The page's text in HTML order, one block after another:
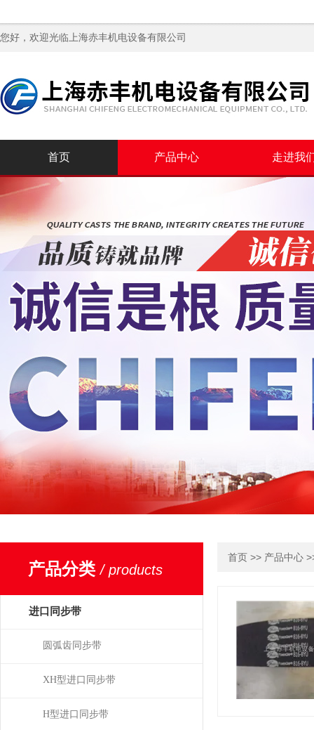
您好，欢迎光临上海赤丰机电设备有限公司
首页 产品中心 走进我
产品分类/ products
进口同步带
圆弧齿同步带
XH型进口同步带
H型进口同步带
首页 >> 产品中心